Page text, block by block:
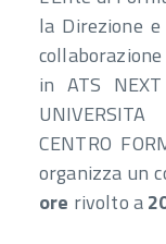
la Direzione e
in ATS
CENTRO
organizza un
ore rivolto a